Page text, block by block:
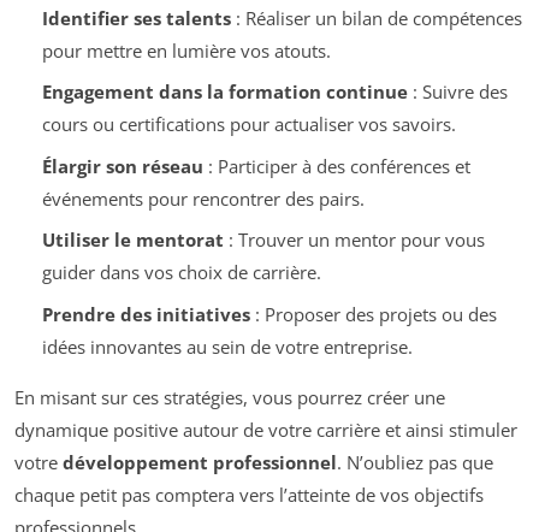
Identifier ses talents: Réaliser un bilan de compétences
pour mettre en lumière vos atouts.
Engagement dans la formation continue: Suivre des
cours ou certifications pour actualiser vos savoirs.
Élargir son réseau : Participer à des conférences et
événements pour rencontrer des pairs.
Utiliser le mentorat : Trouver un mentor pour vous
guider dans vos choix de carrière.
Prendre des initiatives: Proposer des projets ou des
idées innovantes au sein de votre entreprise.
En misant sur ces stratégies, vous pourrez créer une
dynamique positive autour de votre carrière et ainsi stimuler
votre développement professionnel. N’oubliez pas que
chaque petit pas comptera vers l’atteinte de vos objectifs
professionnels.